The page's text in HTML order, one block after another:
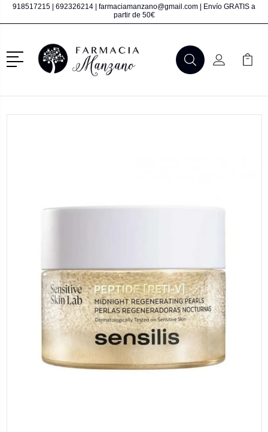
918517215 692326214 farmaciamanzano@gmail.com | Envío GRATIS a
partir de 50€
Menú
BuscarMi Cuenta
Mi